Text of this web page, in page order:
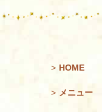
> HOME
> メニュー